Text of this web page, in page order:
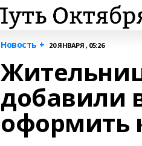
Новость + 20 ЯНВАРЯ , 05:26
добавили
оформить